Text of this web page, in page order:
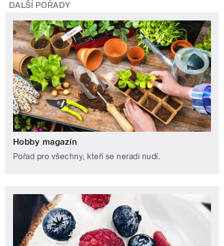
DALŠÍ POŘADY
Hobby magazín
Pořad pro všechny, kteří se neradi nudí.